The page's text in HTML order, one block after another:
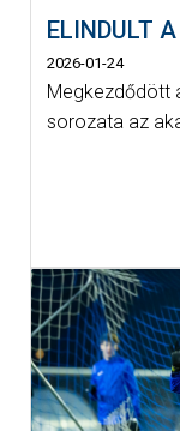
ELINDULT
2026-01-24
Megkezdődött
sorozata az